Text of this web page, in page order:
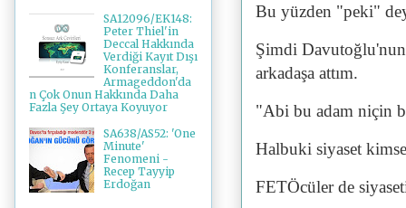
Bu yüzden "peki"
Şimdi
arkadaşa attım.
"Abi bu adam niçin
Halbuki siyaset
FETÖcüler de
SA12096/EK148:
Peter Thiel'in
Deccal Hakkında
Verdiği Kayıt Dışı
Konferanslar,
Armageddon'da
n Çok Onun Hakkında Daha
Fazla Şey Ortaya Koyuyor
SA638/AS52: 'One
Minute'
Fenomeni -
Recep Tayyip
Erdoğan